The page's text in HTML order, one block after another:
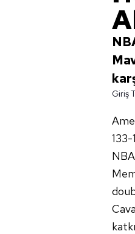
Giriş